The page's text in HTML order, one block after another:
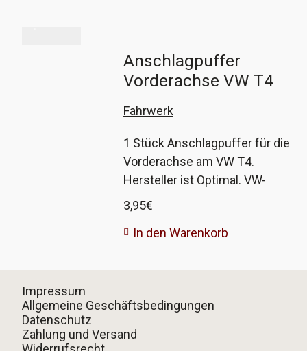
Anschlagpuffer
Vorderachse VW T4
Fahrwerk
1 Stück Anschlagpuffer für die
Vorderachse am VW T4.
Hersteller ist Optimal. VW-
Vergleichsnummer 701 407 303
3,95€
In den Warenkorb
Impressum
Allgemeine Geschäftsbedingungen
Datenschutz
Zahlung und Versand